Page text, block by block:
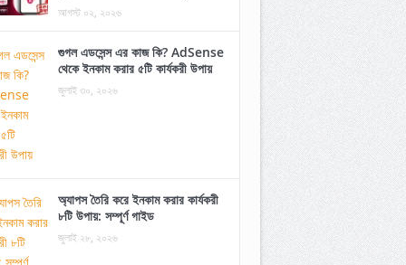
আগস্ট ০২, ২০২৬
গুগল এডসেন্স এর কাজ কি? AdSense
থেকে ইনকাম করার ৫টি কার্যকরী উপায়
জুলাই ৩০, ২০২৬
অ্যাপস তৈরি করে ইনকাম করার কার্যকরী
৮টি উপায়: সম্পূর্ণ গাইড
জুলাই ২৮, ২০২৬